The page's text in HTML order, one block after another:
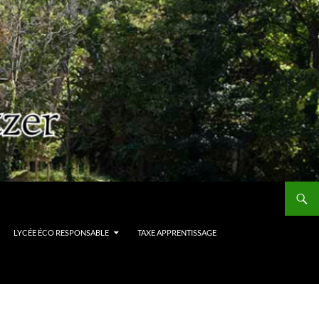
LYCÉE ÉCO RESPONSABLE TAXE APPRENTISSAGE